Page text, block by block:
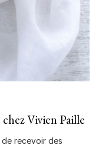
Vivien Paille
de recevoir des